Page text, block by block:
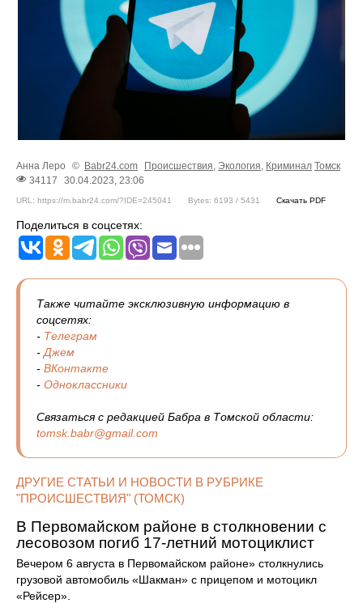
Анна Леро © Babr24.com Происшествия, Экология, Криминал Томск
34117
30.04.2023, 23:06
URL: https://m.babr24.com/?IDE=245041 Bytes: 6193 / 5431 Скачать PDF
Поделиться в соцсетях:
Также читайте эксклюзивную информацию в
соцсетях:
- Телеграм
- Джем
- ВКонтакте
- Одноклассники
Связаться с редакцией Бабра в Томской области:
tomsk.babr@gmail.com
ДРУГИЕ СТАТЬИ И НОВОСТИ В РУБРИКЕ
"ПРОИСШЕСТВИЯ" (ТОМСК)
В Первомайском районе в столкновении с
лесовозом погиб 17-летний мотоциклист
Вечером 6 августа в Первомайском районе» столкнулись
грузовой автомобиль «Шакман» с прицепом и мотоцикл
«Рейсер».